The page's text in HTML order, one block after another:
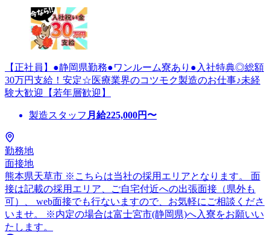
【正社員】●静岡県勤務●ワンルーム寮あり●入社特典◎総額
30万円支給！安定☆医療業界のコツモク製造のお仕事♪未経
験大歓迎【若年層歓迎】
製造スタッフ 月給225,000円〜
勤務地
面接地
熊本県天草市 ※こちらは当社の採用エリアとなります。 面
接は記載の採用エリア、ご自宅付近への出張面接（県外も
可）、 web面接でも行ないますので、お気軽にご相談くださ
いませ。 ※内定の場合は富士宮市(静岡県)へ入寮をお願いい
たします。